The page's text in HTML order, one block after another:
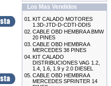
---------
ESCANER DE DIAGNOSIS
MULTIMARCA OBDII + O2
CAN-BUS ESPAÃ‘OL AUTEL
AL529
Los Mas Vendidos
01. KIT CALADO MOTORES
1.3D-JTD-D-CDTI-DDIS
02. CABLE OBD HEMBRA A BMW
20 PINES
03. CABLE OBD HEMBRA A
MERCEDES 38 PINES
04. KIT CALADO
DISTRIBUCIONES VAG 1.2,
1.4, 1.6, 1.9 y 2.0 DIESEL
05. CABLE OBD HEMBRA A
MERCEDES SPRINTER 14